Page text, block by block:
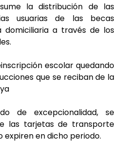
la distribución de las
usuarias de las becas
domiciliaria a través de los
escolar quedando
que se reciban de la
de excepcionalidad, se
las tarjetas de transporte
expiren en dicho periodo.